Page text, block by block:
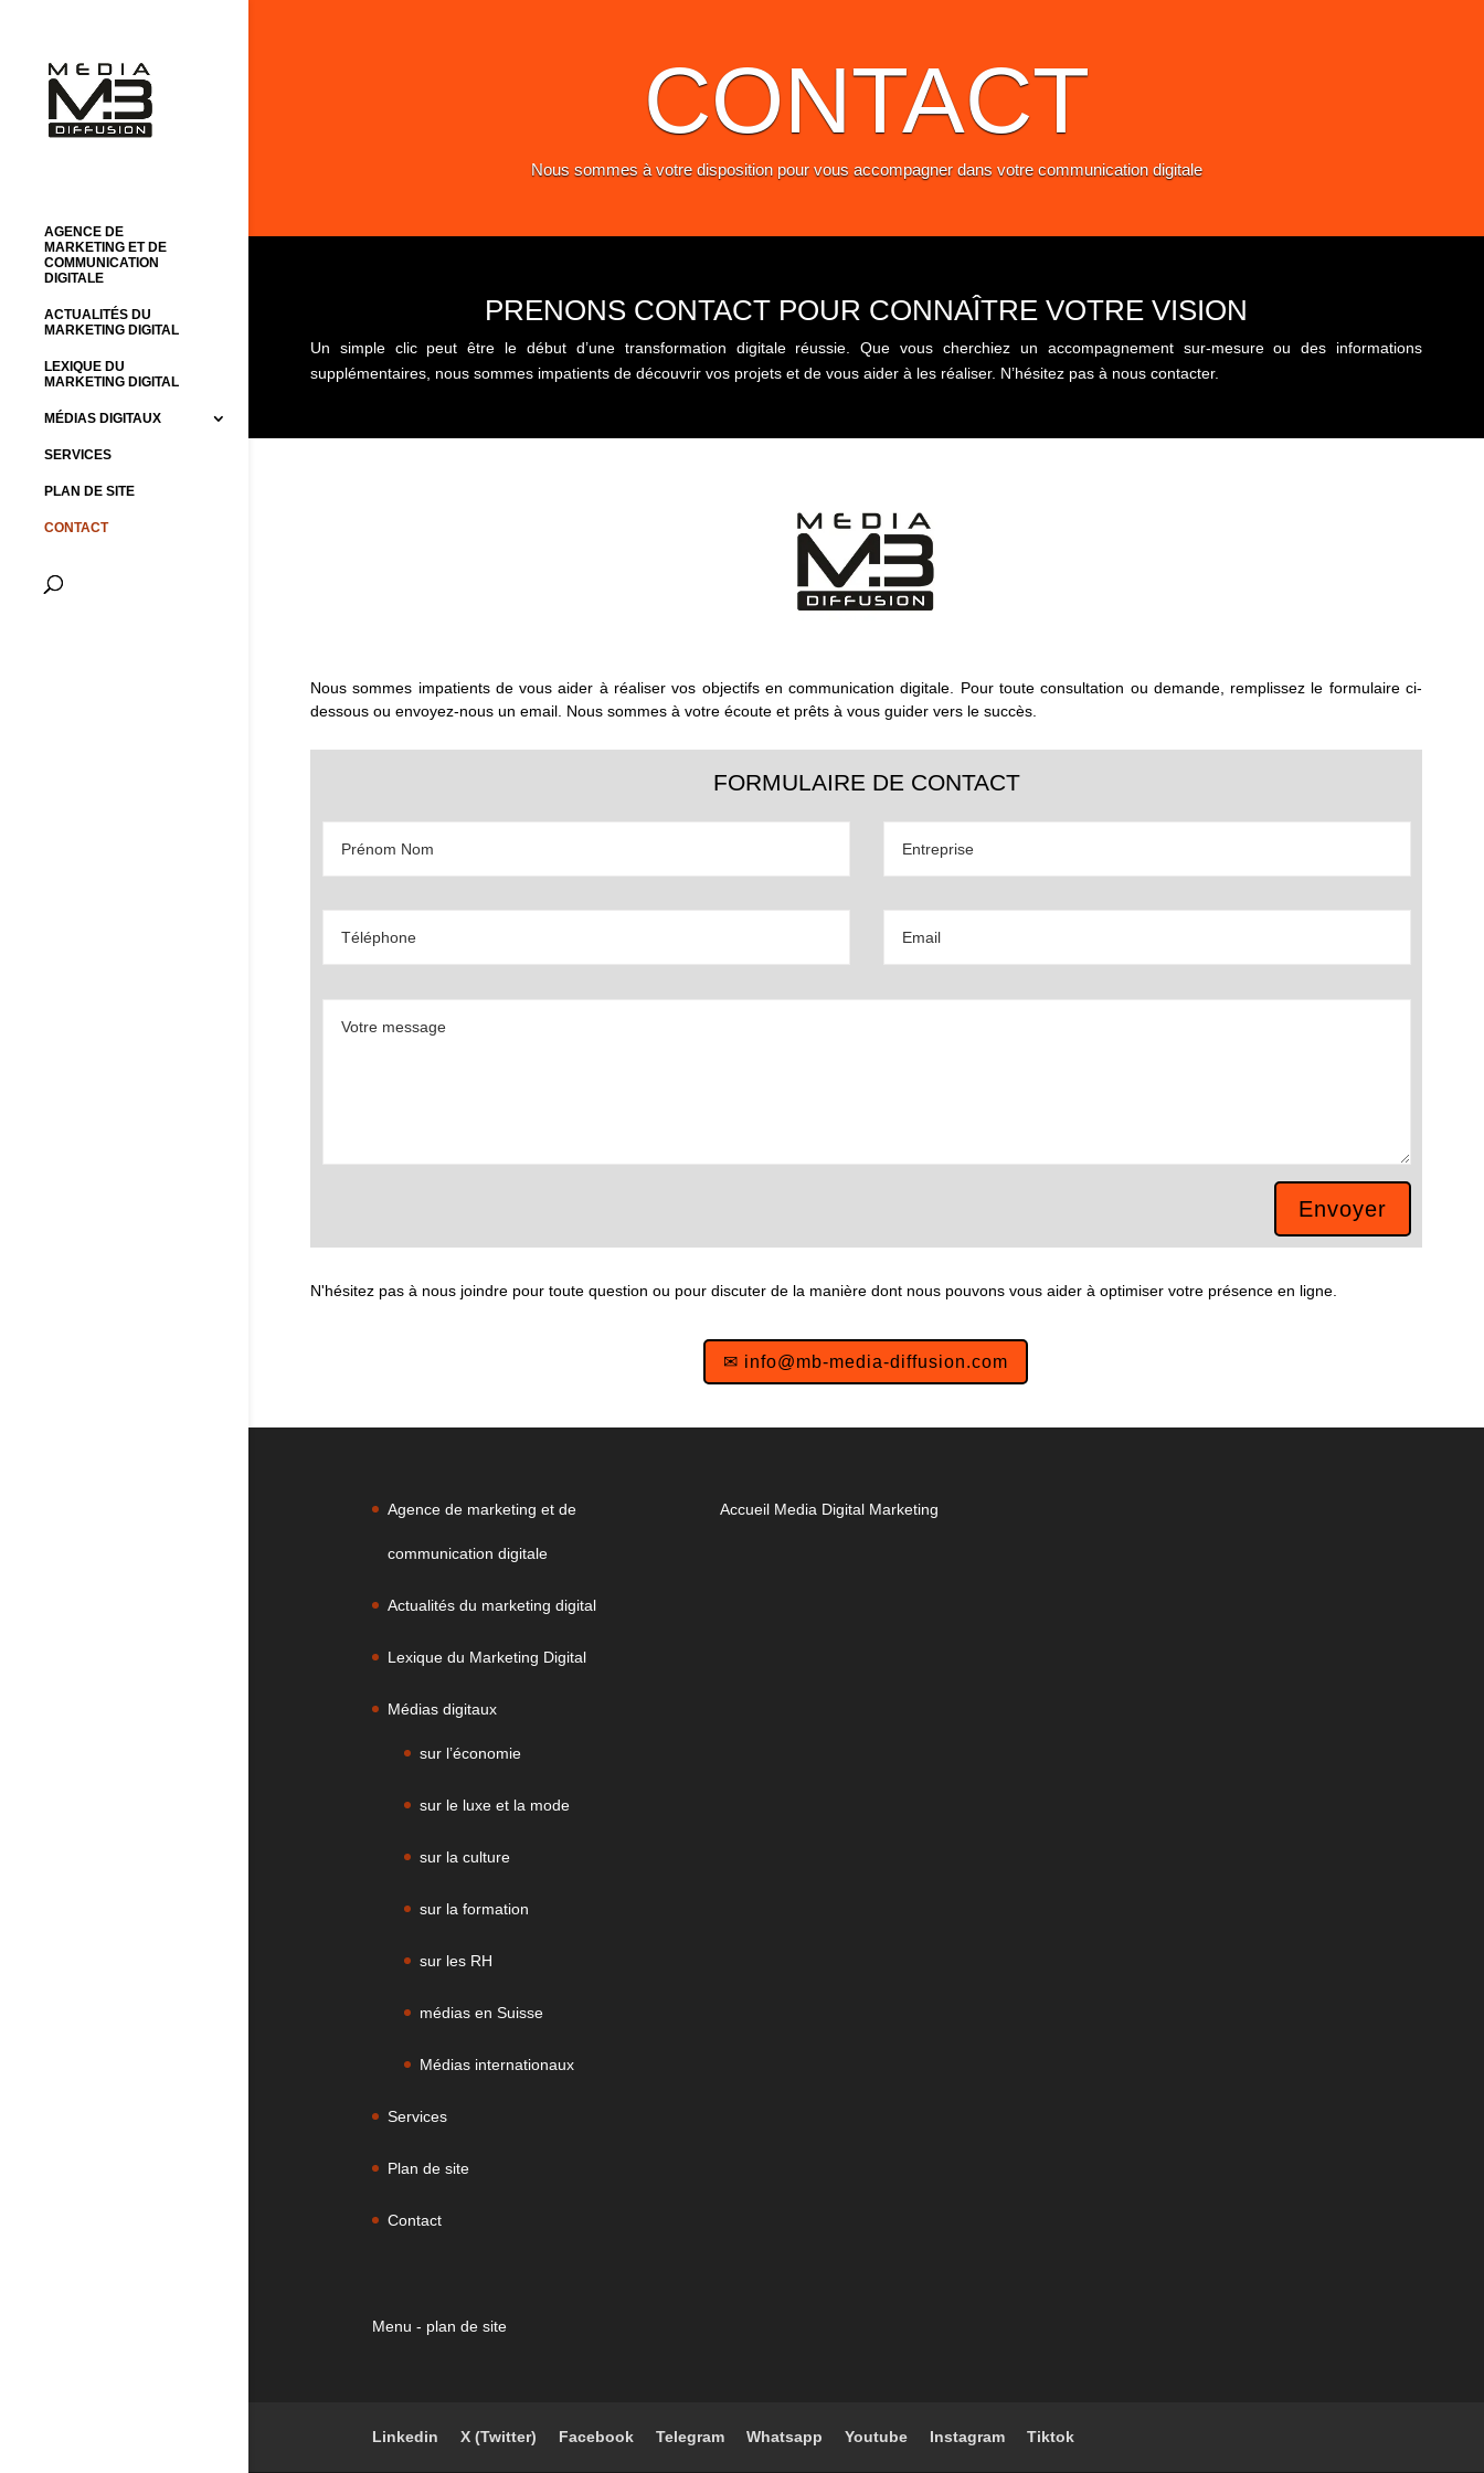
AGENCE DE
MARKETING ET DE
COMMUNICATION
DIGITALE
ACTUALITÉS DU
MARKETING DIGITAL
LEXIQUE DU
MARKETING DIGITAL
MÉDIAS DIGITAUX
SERVICES
PLAN DE SITE
CONTACT
CONTACT
Nous sommes à votre disposition pour vous accompagner dans votre communication digitale
PRENONS CONTACT POUR CONNAÎTRE VOTRE VISION
Un simple clic peut être le début d’une transformation digitale réussie. Que vous cherchiez un accompagnement sur-mesure ou des informations
supplémentaires, nous sommes impatients de découvrir vos projets et de vous aider à les réaliser. N’hésitez pas à nous contacter.
Nous sommes impatients de vous aider à réaliser vos objectifs en communication digitale. Pour toute consultation ou demande, remplissez le formulaire ci-
dessous ou envoyez-nous un email. Nous sommes à votre écoute et prêts à vous guider vers le succès.
FORMULAIRE DE CONTACT
Envoyer
N'hésitez pas à nous joindre pour toute question ou pour discuter de la manière dont nous pouvons vous aider à optimiser votre présence en ligne.
✉ info@mb-media-diffusion.com
Agence de marketing et de
communication digitale
Actualités du marketing digital
Lexique du Marketing Digital
Médias digitaux
sur l’économie
sur le luxe et la mode
sur la culture
sur la formation
sur les RH
médias en Suisse
Médias internationaux
Services
Plan de site
Contact
Menu - plan de site
Accueil Media Digital Marketing
Linkedin X (Twitter) Facebook Telegram Whatsapp Youtube Instagram Tiktok